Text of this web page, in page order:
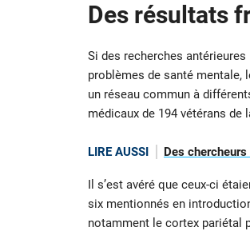
Des résultats
Si des recherches
problèmes de santé mentale,
un réseau commun à
médicaux de 194 vétérans de
LIRE AUSSI Des
Il s’est avéré que ceux-ci
six mentionnés en
notamment le cortex pariétal